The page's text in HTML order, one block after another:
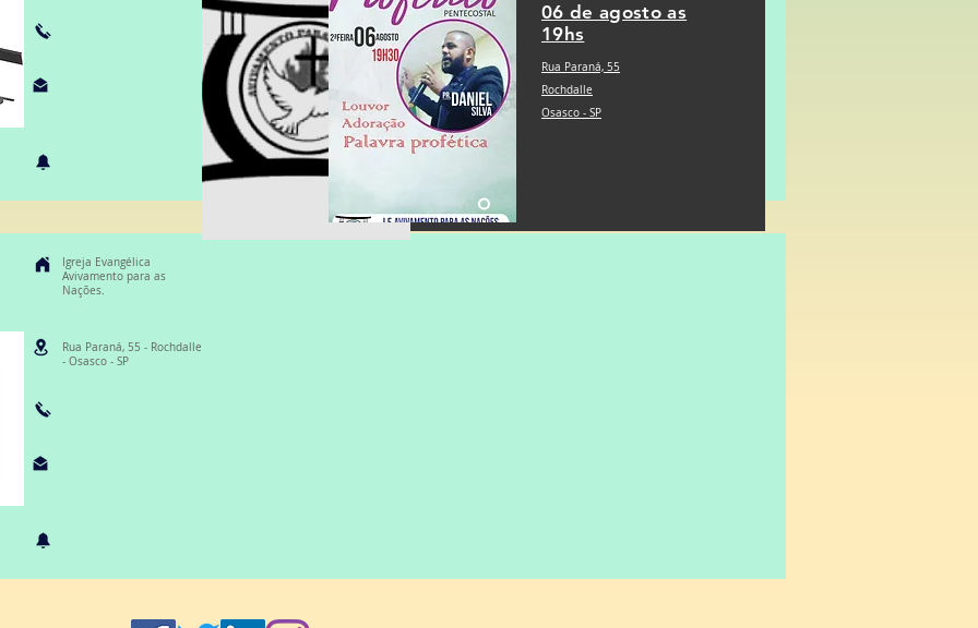
Igreja Evangélica
Avivamento para as
Nações.
Rua Paraná, 55 - Rochdalle
- Osasco - SP
06 de agosto as
19hs
Rua Paraná, 55
Rochdalle
Osasco - SP